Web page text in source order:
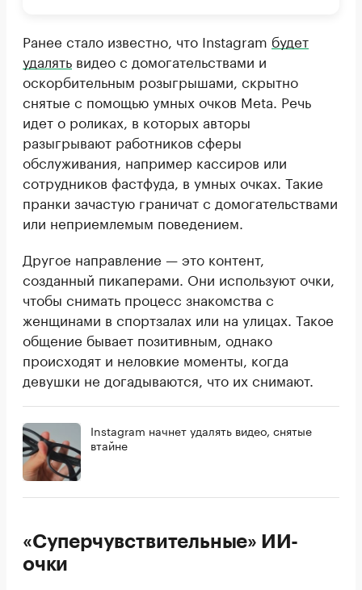
Ранее стало известно, что Instagram будет
удалять видео с домогательствами и
оскорбительным розыгрышами, скрытно
снятые с помощью умных очков Meta. Речь
идет о роликах, в которых авторы
разыгрывают работников сферы
обслуживания, например кассиров или
сотрудников фастфуда, в умных очках. Такие
пранки зачастую граничат с домогательствами
или неприемлемым поведением.
Другое направление — это контент,
созданный пикаперами. Они используют очки,
чтобы снимать процесс знакомства с
женщинами в спортзалах или на улицах. Такое
общение бывает позитивным, однако
происходят и неловкие моменты, когда
девушки не догадываются, что их снимают.
Instagram начнет удалять видео, снятые
втайне
«Суперчувствительные» ИИ-
очки